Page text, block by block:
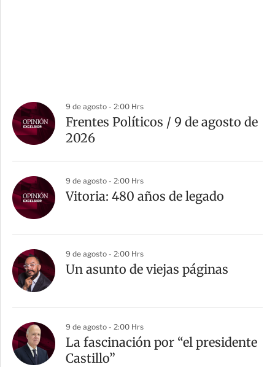
9 de agosto - 2:00 Hrs
Frentes Políticos / 9 de agosto de
2026
9 de agosto - 2:00 Hrs
Vitoria: 480 años de legado
9 de agosto - 2:00 Hrs
Un asunto de viejas páginas
9 de agosto - 2:00 Hrs
La fascinación por “el presidente
Castillo”